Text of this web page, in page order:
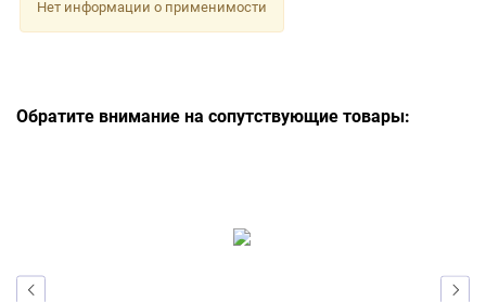
Нет информации о применимости
Обратите внимание на сопутствующие товары: